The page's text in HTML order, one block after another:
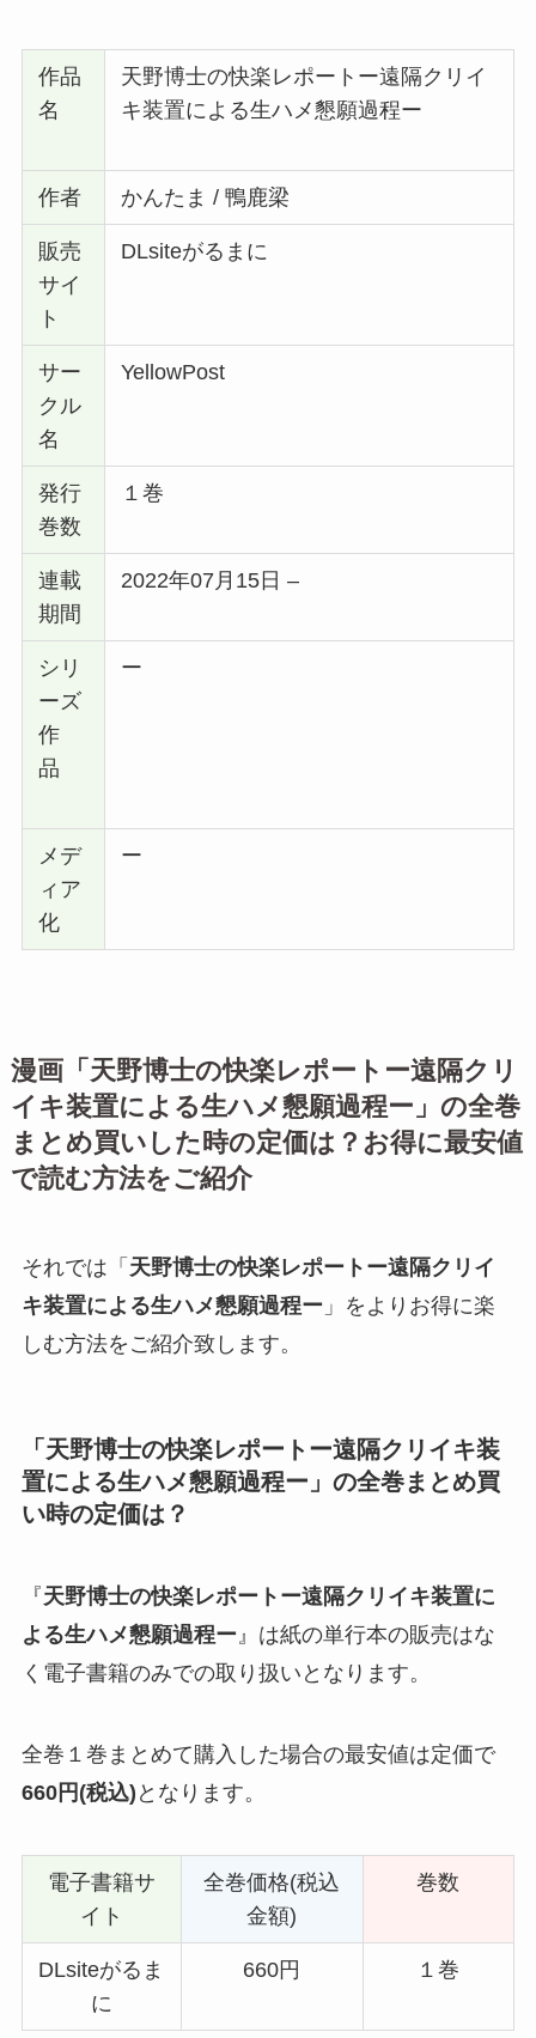
作品
名
天野博士の快楽レポートー遠隔クリイ
キ装置による生ハメ懇願過程ー
作者 かんたま / 鴨鹿梁
販売
サイ
ト
DLsiteがるまに
サー
クル
名
YellowPost
発行
巻数
１巻
連載
期間
2022年07月15日 –
シリ
ーズ
作
品
ー
メデ
ィア
化
ー
漫画「 天野博士の快楽レポートー遠隔クリ
イキ装置による生ハメ懇願過程ー 」の全巻
まとめ買いした時の定価は？お得に最安値
で読む方法をご紹介
それでは 「 天野博士の快楽レポートー遠隔クリイ
キ装置による生ハメ懇願過程ー 」 をよりお得に楽
しむ方法をご紹介致します。
「 天野博士の快楽レポートー遠隔クリイキ装
置による生ハメ懇願過程ー 」の全巻まとめ買
い時の定価は？
『天野博士の快楽レポートー遠隔クリイキ装置に
よる生ハメ懇願過程ー』は紙の単行本の販売はな
く電子書籍のみでの取り扱いとなります。
全巻１巻まとめて購入した場合の最安値は定価で
660円(税込) となります。
電子書籍サ
イト
全巻価格(税込
金額)
巻数
DLsiteがるま
に
660円 １巻